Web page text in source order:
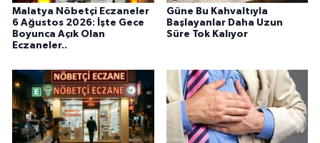
Malatya Nöbetçi Eczaneler
6 Ağustos 2026: İşte Gece
Boyunca Açık Olan
Eczaneler..
Güne Bu Kahvaltıyla
Başlayanlar Daha Uzun
Süre Tok Kalıyor